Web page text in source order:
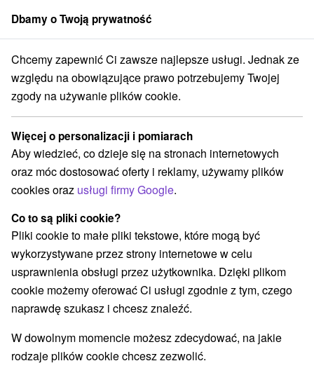
członek grupySorger
Pożegnaj lato w wielkim stylu z legendarną grupą ABBA
Pożegnaj lato w wielkim stylu z
legendarną grupą ABBA
SYMPHONIC
Oferta wygasła! Wybierz poniżej z aktualnych ofert.
Hotel Park★★★★Pieszczany Piešťany
Przejdź do lokalizacji
9,2 doskonały·423 recenzji
Dbamy o Twoją prywatność
Chcemy zapewnić Ci zawsze najlepsze usługi. Jednak ze
względu na obowiązujące prawo potrzebujemy Twojej
zgody na używanie plików cookie.
Więcej o personalizacji i pomiarach
Aby wiedzieć, co dzieje się na stronach internetowych
oraz móc dostosować oferty i reklamy, używamy plików
cookies oraz usługi firmy Google.
Co to są pliki cookie?
Pliki cookie to małe pliki tekstowe, które mogą być
wykorzystywane przez strony internetowe w celu
usprawnienia obsługi przez użytkownika. Dzięki plikom
cookie możemy oferować Ci usługi zgodnie z tym, czego
naprawdę szukasz i chcesz znaleźć.
W dowolnym momencie możesz zdecydować, na jakie
rodzaje plików cookie chcesz zezwolić.